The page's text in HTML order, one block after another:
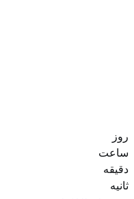
روز
ساعت‌
دقیقه
ثانیه